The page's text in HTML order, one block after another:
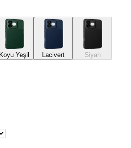
Koyu Yeşil Lacivert Siyah